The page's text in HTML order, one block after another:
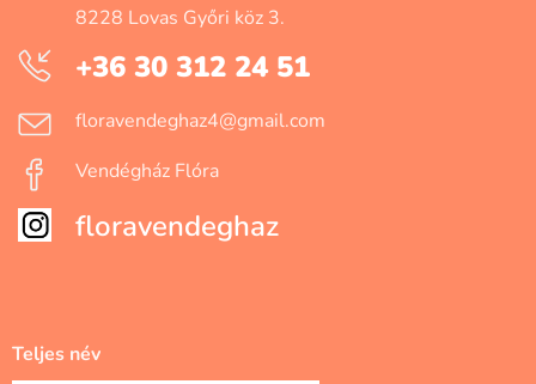
8228 Lovas Győri köz 3.
+36 30 312 24 51
floravendeghaz4@gmail.com
Vendégház Flóra
floravendeghaz
Teljes név